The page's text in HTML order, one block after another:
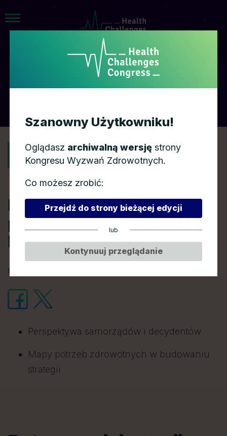
POWRÓT
Ilu szpitali
potrzebujemy w
Polsce?
8 marca 2024 • 11:30-12:30 • Sala Balowa C
Perspektywa samorządów i decydentów
Mapy potrzeb zdrowotnych w budowaniu
strategii
Szanowny Użytkowniku!
Oglądasz archiwalną wersję strony
Kongresu Wyzwań Zdrowotnych.
Co możesz zrobić:
Przejdź do strony bieżącej edycji
lub
Kontynuuj przeglądanie